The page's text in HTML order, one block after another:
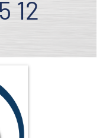
12